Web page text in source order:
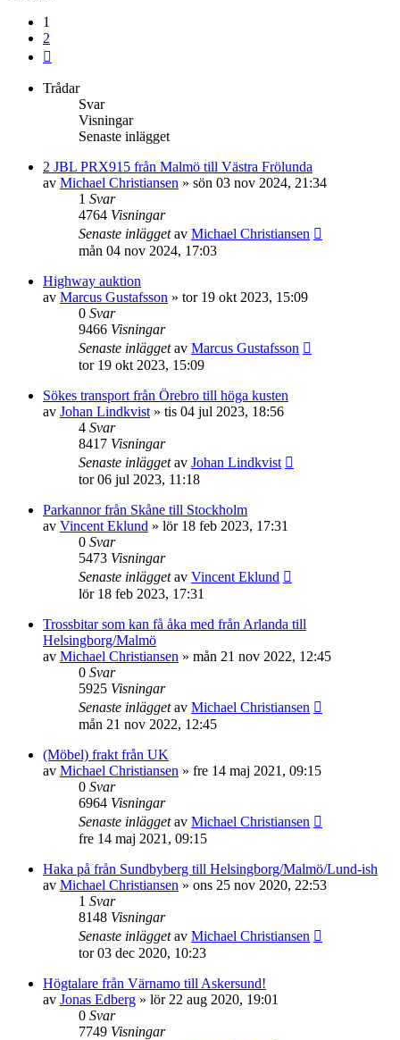
1
2
Trådar
Svar
Visningar
Senaste inlägget
2 JBL PRX915 från Malmö till Västra Frölunda
av Michael Christiansen » sön 03 nov 2024, 21:34
1 Svar
4764 Visningar
Senaste inläggetav Michael Christiansen
mån 04 nov 2024, 17:03
Highway auktion
av Marcus Gustafsson » tor 19 okt 2023, 15:09
0 Svar
9466 Visningar
Senaste inläggetav Marcus Gustafsson
tor 19 okt 2023, 15:09
Sökes transport från Örebro till höga kusten
av Johan Lindkvist » tis 04 jul 2023, 18:56
4 Svar
8417 Visningar
Senaste inläggetav Johan Lindkvist
tor 06 jul 2023, 11:18
Parkannor från Skåne till Stockholm
av Vincent Eklund » lör 18 feb 2023, 17:31
0 Svar
5473 Visningar
Senaste inläggetav Vincent Eklund
lör 18 feb 2023, 17:31
Trossbitar som kan få åka med från Arlanda till
Helsingborg/Malmö
av Michael Christiansen » mån 21 nov 2022, 12:45
0 Svar
5925 Visningar
Senaste inläggetav Michael Christiansen
mån 21 nov 2022, 12:45
(Möbel) frakt från UK
av Michael Christiansen » fre 14 maj 2021, 09:15
0 Svar
6964 Visningar
Senaste inläggetav Michael Christiansen
fre 14 maj 2021, 09:15
Haka på från Sundbyberg till Helsingborg/Malmö/Lund-ish
av Michael Christiansen » ons 25 nov 2020, 22:53
1 Svar
8148 Visningar
Senaste inläggetav Michael Christiansen
tor 03 dec 2020, 10:23
Högtalare från Värnamo till Askersund!
av Jonas Edberg » lör 22 aug 2020, 19:01
0 Svar
7749 Visningar